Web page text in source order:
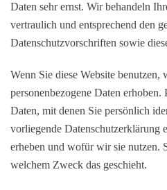
Daten sehr ernst. Wir behandeln
vertraulich und entsprechend den
Datenschutzvorschriften sowie
Wenn Sie diese Website benutzen,
personenbezogene Daten erhoben.
Daten, mit denen Sie persönlich
vorliegende Datenschutzerklärung
erheben und wofür wir sie nutzen.
welchem Zweck das geschieht.